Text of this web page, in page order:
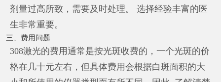
剂量过高所致，需要及时处理。 选择经验丰富的医
生非常重要。
三、费用问题
308激光的费用通常是按光斑收费的，一个光斑的价
格在几十元左右，但具体费用会根据白斑面积的大